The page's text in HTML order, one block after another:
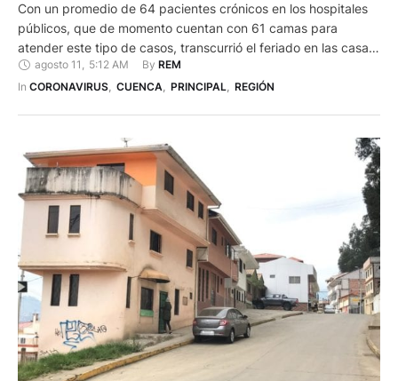
Con un promedio de 64 pacientes crónicos en los hospitales
públicos, que de momento cuentan con 61 camas para
atender este tipo de casos, transcurrió el feriado en las casas
de salud de Cuenca. Los médicos temen que los casos
aumenten. El feriado y el relajamiento de medidas, según
agosto 11 5:12 AM By REM
In CORONAVIRUS, CUENCA, PRINCIPAL, REGIÓN